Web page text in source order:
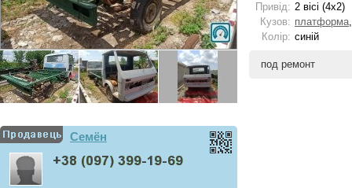
Семён
Привід: 2 вісі (4x2)
Кузов: платформа
Колір: синій
под ремонт